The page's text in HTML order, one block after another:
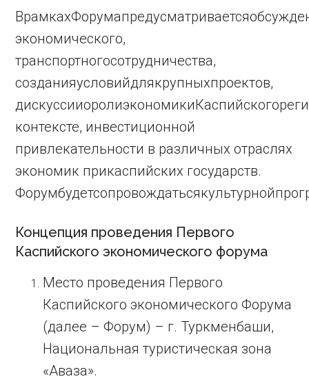
экономического,
транспортногосотрудничества,
созданияусловийдлякрупныхпроектов,
контексте, инвестиционной
привлекательности в различных отраслях
экономик прикаспийских государств.
Концепция проведения Первого
Каспийского экономического форума
Место проведения Первого
Каспийского экономического Форума
(далее – Форум) – г. Туркменбаши,
Национальная туристическая зона
«Аваза».